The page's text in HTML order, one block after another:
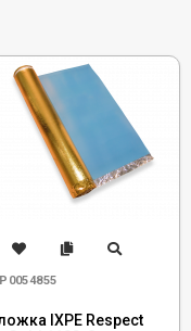
Р0054855
IXPE Respect